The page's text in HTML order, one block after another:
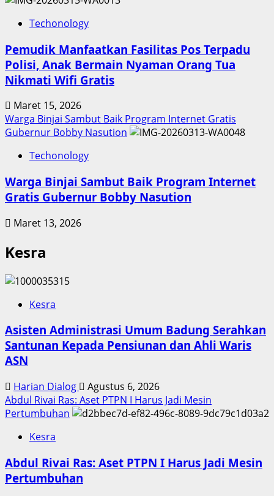
Techonology
Pemudik Manfaatkan Fasilitas Pos Terpadu
Polisi, Anak Bermain Nyaman Orang Tua
Nikmati Wifi Gratis
Maret 15, 2026
Warga Binjai Sambut Baik Program Internet Gratis
Gubernur Bobby Nasution
Techonology
Warga Binjai Sambut Baik Program Internet
Gratis Gubernur Bobby Nasution
Maret 13, 2026
Kesra
Kesra
Asisten Administrasi Umum Badung Serahkan
Santunan Kepada Pensiunan dan Ahli Waris
ASN
Harian Dialog
Agustus 6, 2026
Abdul Rivai Ras: Aset PTPN I Harus Jadi Mesin
Pertumbuhan
Kesra
Abdul Rivai Ras: Aset PTPN I Harus Jadi Mesin
Pertumbuhan